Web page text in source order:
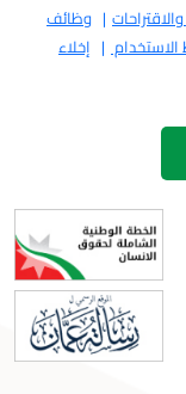
وظائف
إخلاء